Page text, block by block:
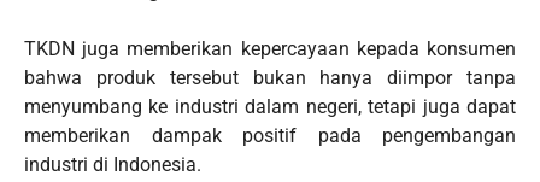
TKDN juga memberikan kepercayaan kepada konsumen
bahwa produk tersebut bukan hanya diimpor tanpa
menyumbang ke industri dalam negeri, tetapi juga dapat
memberikan dampak positif pada pengembangan
industri di Indonesia.